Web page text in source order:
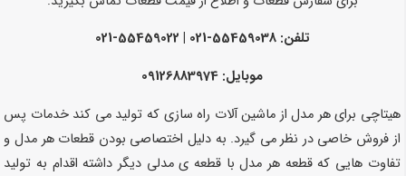
تلفن:55459038-021 | 55459022-021
موبایل: 09126883974
هیتاچی برای هر مدل از ماشین آلات راه سازی که تولید می کند خدمات پس
از فروش خاصی در نظر می گیرد. به دلیل اختصاصی بودن قطعات هر مدل و
تفاوت هایی که قطعه هر مدل با قطعه ی مدلی دیگر داشته اقدام به تولید